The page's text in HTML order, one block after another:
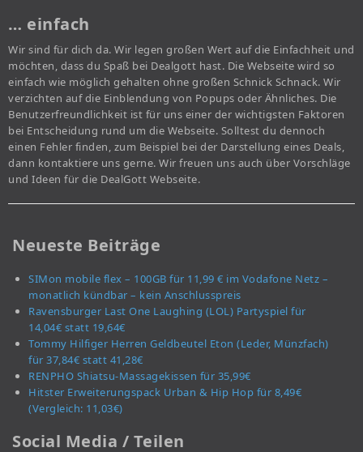
… einfach
Wir sind für dich da. Wir legen großen Wert auf die Einfachheit und
möchten, dass du Spaß bei Dealgott hast. Die Webseite wird so
einfach wie möglich gehalten ohne großen Schnick Schnack. Wir
verzichten auf die Einblendung von Popups oder Ähnliches. Die
Benutzerfreundlichkeit ist für uns einer der wichtigsten Faktoren
bei Entscheidung rund um die Webseite. Solltest du dennoch
einen Fehler finden, zum Beispiel bei der Darstellung eines Deals,
dann kontaktiere uns gerne. Wir freuen uns auch über Vorschläge
und Ideen für die DealGott Webseite.
Neueste Beiträge
SIMon mobile flex – 100GB für 11,99 € im Vodafone Netz –
monatlich kündbar – kein Anschlusspreis
Ravensburger Last One Laughing (LOL) Partyspiel für
14,04€ statt 19,64€
Tommy Hilfiger Herren Geldbeutel Eton (Leder, Münzfach)
für 37,84€ statt 41,28€
RENPHO Shiatsu-Massagekissen für 35,99€
Hitster Erweiterungspack Urban & Hip Hop für 8,49€
(Vergleich: 11,03€)
Social Media / Teilen